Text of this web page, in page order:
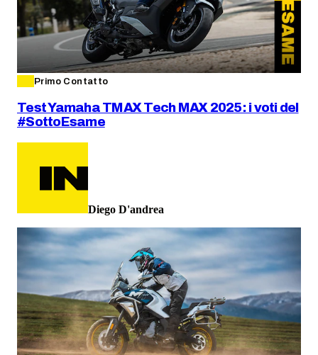
Primo Contatto
Test Yamaha TMAX Tech MAX 2025: i voti del
#SottoEsame
Diego D'andrea